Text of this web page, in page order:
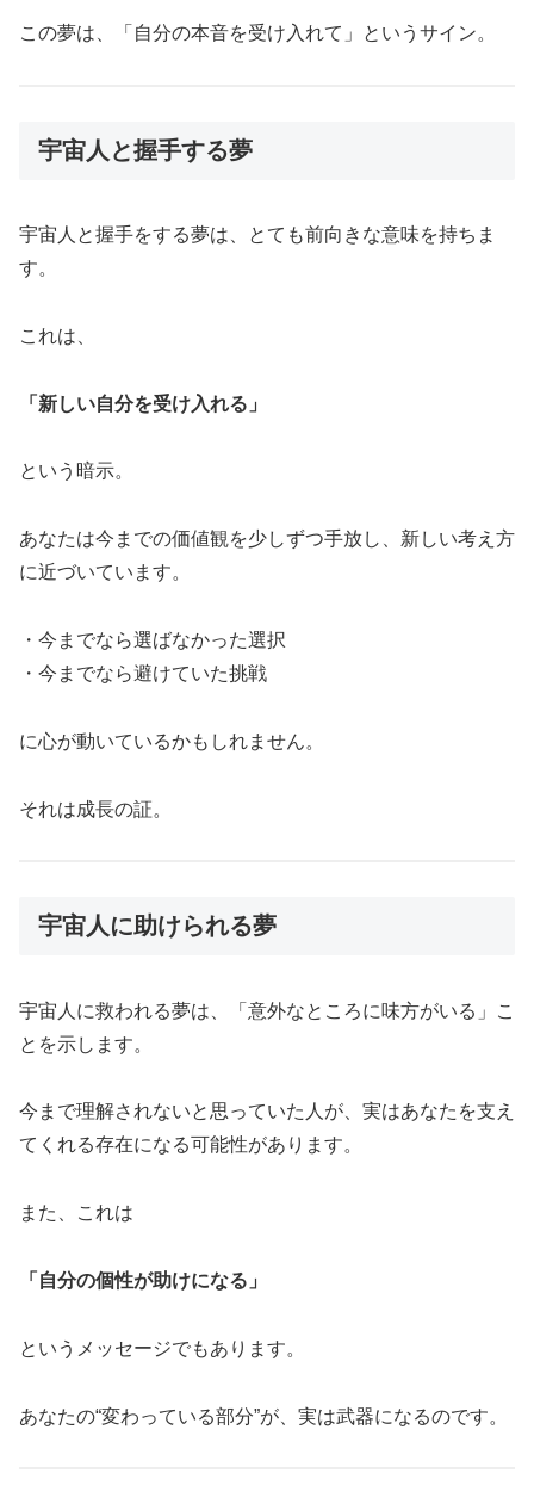
この夢は、「自分の本音を受け入れて」というサイン。
宇宙人と握手する夢
宇宙人と握手をする夢は、とても前向きな意味を持ちま
す。
これは、
「新しい自分を受け入れる」
という暗示。
あなたは今までの価値観を少しずつ手放し、新しい考え方
に近づいています。
・今までなら選ばなかった選択
・今までなら避けていた挑戦
に心が動いているかもしれません。
それは成長の証。
宇宙人に助けられる夢
宇宙人に救われる夢は、「意外なところに味方がいる」こ
とを示します。
今まで理解されないと思っていた人が、実はあなたを支え
てくれる存在になる可能性があります。
また、これは
「自分の個性が助けになる」
というメッセージでもあります。
あなたの“変わっている部分”が、実は武器になるのです。